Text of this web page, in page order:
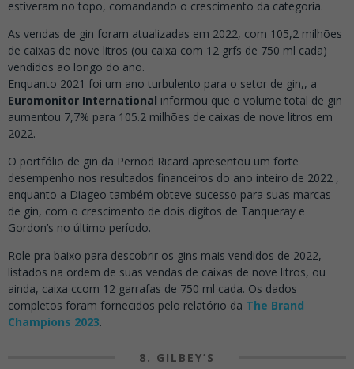
estiveram no topo, comandando o crescimento da categoria.
As vendas de gin foram atualizadas em 2022, com 105,2 milhões
de caixas de nove litros (ou caixa com 12 grfs de 750 ml cada)
vendidos ao longo do ano.
Enquanto 2021 foi um ano turbulento para o setor de gin,, a
Euromonitor International informou que o volume total de gin
aumentou 7,7% para 105.2 milhões de caixas de nove litros em
2022.
O portfólio de gin da Pernod Ricard apresentou um forte
desempenho nos resultados financeiros do ano inteiro de 2022 ,
enquanto a Diageo também obteve sucesso para suas marcas
de gin, com o crescimento de dois dígitos de Tanqueray e
Gordon’s no último período.
Role pra baixo para descobrir os gins mais vendidos de 2022,
listados na ordem de suas vendas de caixas de nove litros, ou
ainda, caixa ccom 12 garrafas de 750 ml cada. Os dados
completos foram fornecidos pelo relatório da The Brand
Champions 2023.
8. GILBEY’S